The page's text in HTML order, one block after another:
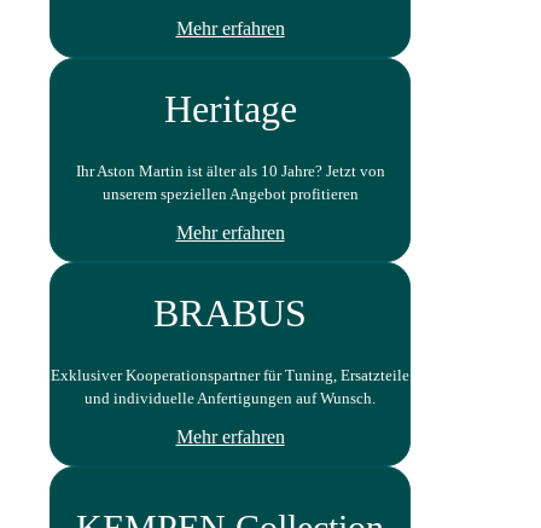
Mehr erfahren
Heritage
Ihr Aston Martin ist älter als 10 Jahre? Jetzt von
unserem speziellen Angebot profitieren
Mehr erfahren
BRABUS
Exklusiver Kooperationspartner für Tuning, Ersatzteile
und individuelle Anfertigungen auf Wunsch.
Mehr erfahren